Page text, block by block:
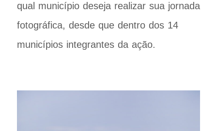
qual município deseja realizar sua jornada
fotográfica, desde que dentro dos 14
municípios integrantes da ação.